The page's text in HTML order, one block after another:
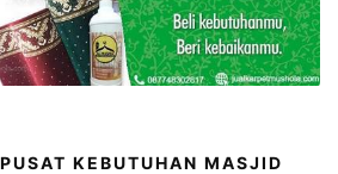
KEBUTUHAN MASJID